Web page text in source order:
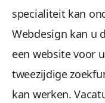
specialiteit kan
Webdesign kan u
een website voor
tweezijdige
kan werken.